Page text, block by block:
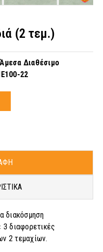
(2 τεμ.)
Άμεσα Διαθέσιμο
22
διακόσμηση
3 διαφορετικές
2 τεμαχίων.